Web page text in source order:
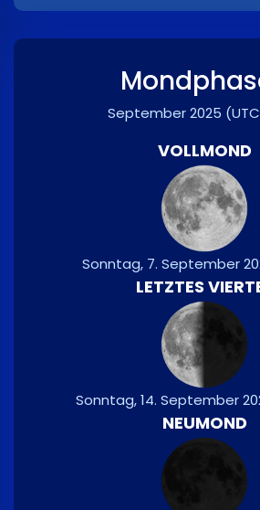
September 2025
VOLLMOND
Sonntag, 7. September
LETZTES
Sonntag, 14. September
NEUMOND